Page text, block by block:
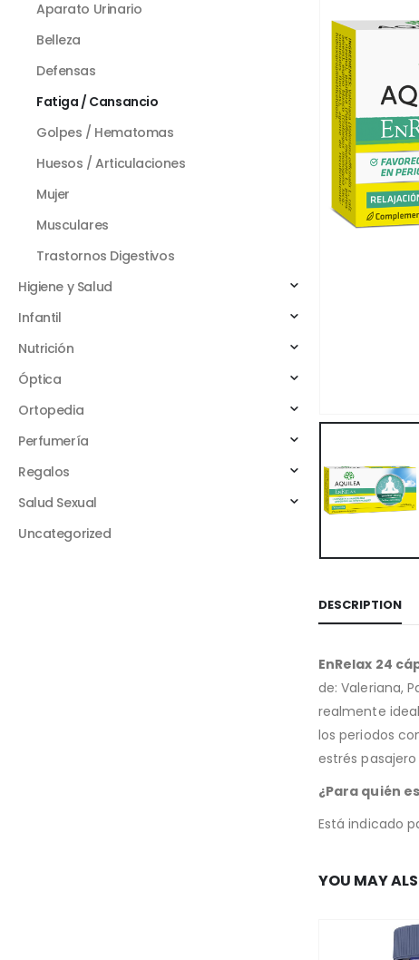
DESCRIPTION
EnRelax 24
de: Valeriana,
realmente
los periodos
estrés
¿Para quién
Está indicado
YOU MAY
Aparato Urinario
Belleza
Defensas
Fatiga / Cansancio
Golpes / Hematomas
Huesos / Articulaciones
Mujer
Musculares
Trastornos Digestivos
Higiene y Salud
Infantil
Nutrición
Óptica
Ortopedia
Perfumería
Regalos
Salud Sexual
Uncategorized